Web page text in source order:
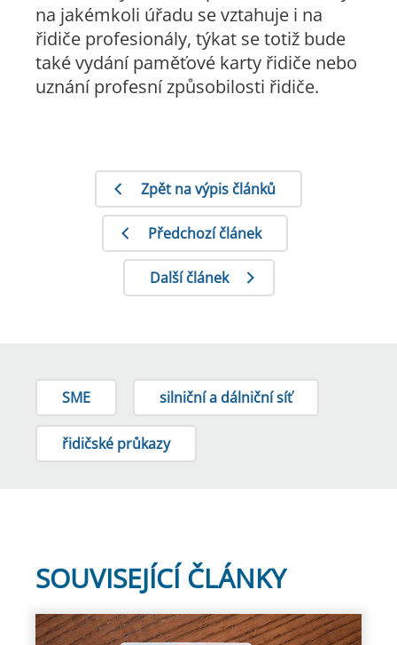
na jakémkoli úřadu se vztahuje i na
řidiče profesionály, týkat se totiž bude
také vydání paměťové karty řidiče nebo
uznání profesní způsobilosti řidiče.
Zpět na výpis článků
Předchozí článek
Další článek
SME silniční a dálniční síť
řidičské průkazy
SOUVISEJÍCÍ ČLÁNKY